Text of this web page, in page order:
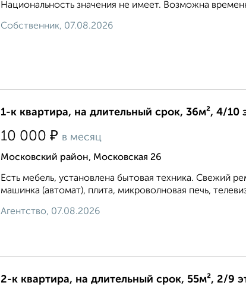
Национальность значения не имеет. Возможна
Собственник, 07.08.2026
1-к квартира, на длительный срок, 36м², 4/10
10 000 ₽ в месяц
Московский район, Московская 26
Есть мебель, установлена бытовая техника. Свежий
машинка (автомат), плита, микроволновая печь,
Агентство, 07.08.2026
2-к квартира, на длительный срок, 55м², 2/9